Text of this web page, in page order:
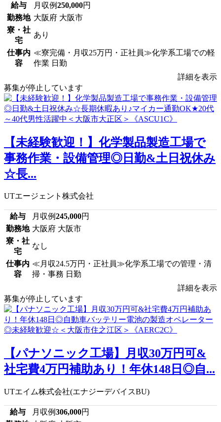
給与 月収例250,000円
勤務地 大阪府 大阪市
寮・社
宅
あり
仕事内
容
≪寮完備・月収25万円・正社員≫化学系工場での軽
作業 日勤
詳細を表示
募集が停止しています
【未経験歓迎！】化学製品製造工場で
事務作業・設備管理◎日勤&土日祝休み
☆長...
UTエージェント株式会社
給与 月収例245,000円
勤務地 大阪府 大阪市
寮・社
宅
なし
仕事内
容
≪月収24.5万円・正社員≫化学系工場での管理・清
掃・事務 日勤
詳細を表示
募集が停止しています
【パナソニック工場】月収30万円可&
社宅費4万円補助あり！年休148日◎自...
UTエイム株式会社(エナジーデバイスBU)
給与 月収例306,000円